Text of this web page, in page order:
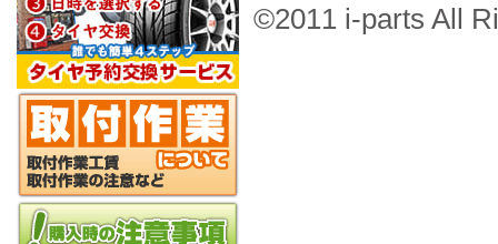
©2011 i-parts All